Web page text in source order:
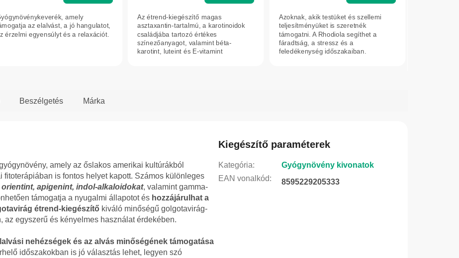
amely
az elalvást, a jó hangulatot,
érzelmi egyensúlyt és a relaxációt.
Az étrend-kiegészítő magas
asztaxantin-tartalmú, a karotinoidok
családjába tartozó értékes
színezőanyagot, valamint béta-
karotint, luteint és E-vitamint
Azoknak, akik testüket és szellemi
teljesítményüket is szeretnék
támogatni. A Rhodiola segíthet a
fáradtság, a stressz és a
feledékenység időszakaiban.
Beszélgetés Márka
amely az őslakos amerikai kultúrákból
is fontos helyet kapott. Számos különleges
orientint, apigenint, indol-alkaloidokat, valamint gamma-
támogatja a nyugalmi állapotot és hozzájárulhat a
étrend-kiegészítő kiváló minőségű golgotavirág-
az egyszerű és kényelmes használat érdekében.
nehézségek és az alvás minőségének támogatása
időszakokban is jó választás lehet, legyen szó
Kiegészítő paraméterek
Kategória:
Gyógynövény kivonatok
EAN vonalkód: 8595229205333